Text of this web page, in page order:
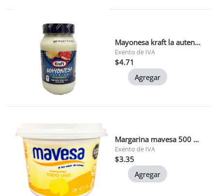
Mayonesa kraft la autentica 445 gr
Exento de IVA
$4.71
Agregar
Margarina mavesa 500 grs (t086)
Exento de IVA
$3.35
Agregar